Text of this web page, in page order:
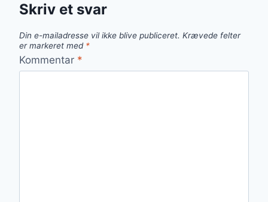
Skriv et svar
Din e-mailadresse vil ikke blive publiceret. Krævede felter
er markeret med *
Kommentar *